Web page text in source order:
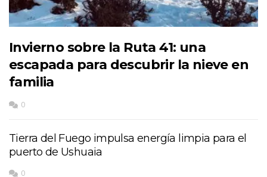
Invierno sobre la Ruta 41: una
escapada para descubrir la nieve en
familia
0
Tierra del Fuego impulsa energía limpia para el
puerto de Ushuaia
0